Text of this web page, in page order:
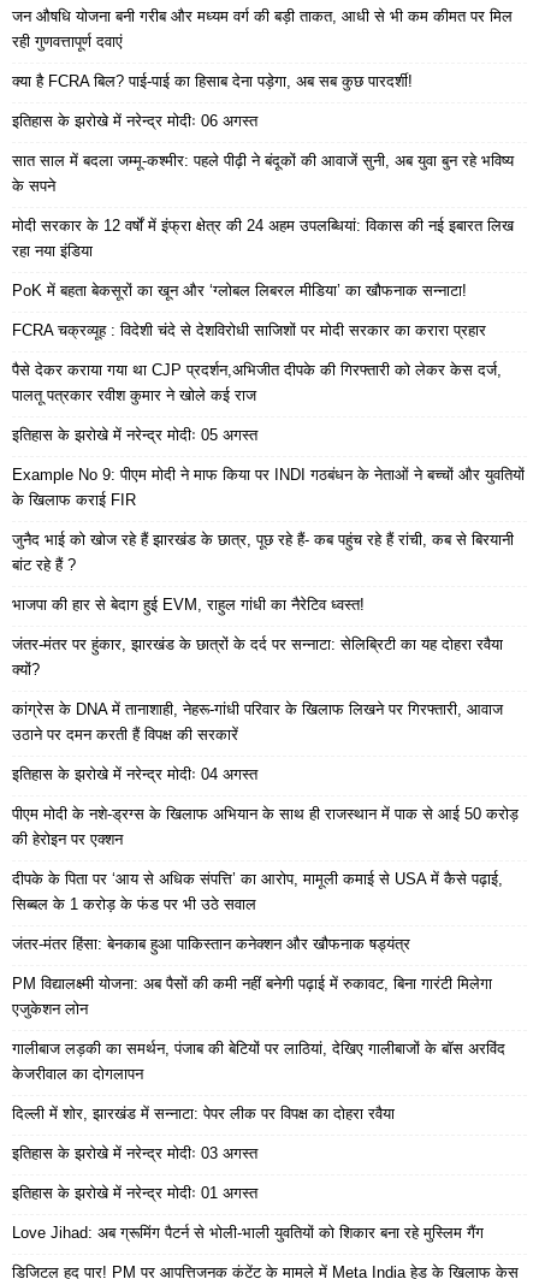
जन औषधि योजना बनी गरीब और मध्यम वर्ग की बड़ी ताकत, आधी से भी कम कीमत पर मिल
रही गुणवत्तापूर्ण दवाएं
क्या है FCRA बिल? पाई-पाई का हिसाब देना पड़ेगा, अब सब कुछ पारदर्शी!
इतिहास के झरोखे में नरेन्द्र मोदीः 06 अगस्त
सात साल में बदला जम्मू-कश्मीर: पहले पीढ़ी ने बंदूकों की आवाजें सुनी, अब युवा बुन रहे भविष्य
के सपने
मोदी सरकार के 12 वर्षों में इंफ्रा क्षेत्र की 24 अहम उपलब्धियां: विकास की नई इबारत लिख
रहा नया इंडिया
PoK में बहता बेकसूरों का खून और ‘ग्लोबल लिबरल मीडिया’ का खौफनाक सन्नाटा!
FCRA चक्रव्यूह : विदेशी चंदे से देशविरोधी साजिशों पर मोदी सरकार का करारा प्रहार
पैसे देकर कराया गया था CJP प्रदर्शन,अभिजीत दीपके की गिरफ्तारी को लेकर केस दर्ज,
पालतू पत्रकार रवीश कुमार ने खोले कई राज
इतिहास के झरोखे में नरेन्द्र मोदीः 05 अगस्त
Example No 9: पीएम मोदी ने माफ किया पर INDI गठबंधन के नेताओं ने बच्चों और युवतियों
के खिलाफ कराई FIR
जुनैद भाई को खोज रहे हैं झारखंड के छात्र, पूछ रहे हैं- कब पहुंच रहे हैं रांची, कब से बिरयानी
बांट रहे हैं ?
भाजपा की हार से बेदाग हुई EVM, राहुल गांधी का नैरेटिव ध्वस्त!
जंतर-मंतर पर हुंकार, झारखंड के छात्रों के दर्द पर सन्नाटा: सेलिब्रिटी का यह दोहरा रवैया
क्यों?
कांग्रेस के DNA में तानाशाही, नेहरू-गांधी परिवार के खिलाफ लिखने पर गिरफ्तारी, आवाज
उठाने पर दमन करती हैं विपक्ष की सरकारें
इतिहास के झरोखे में नरेन्द्र मोदीः 04 अगस्त
पीएम मोदी के नशे-ड्रग्स के खिलाफ अभियान के साथ ही राजस्थान में पाक से आई 50 करोड़
की हेरोइन पर एक्शन
दीपके के पिता पर ‘आय से अधिक संपत्ति’ का आरोप, मामूली कमाई से USA में कैसे पढ़ाई,
सिब्बल के 1 करोड़ के फंड पर भी उठे सवाल
जंतर-मंतर हिंसा: बेनकाब हुआ पाकिस्तान कनेक्शन और खौफनाक षड्यंत्र
PM विद्यालक्ष्मी योजना: अब पैसों की कमी नहीं बनेगी पढ़ाई में रुकावट, बिना गारंटी मिलेगा
एजुकेशन लोन
गालीबाज लड़की का समर्थन, पंजाब की बेटियों पर लाठियां, देखिए गालीबाजों के बॉस अरविंद
केजरीवाल का दोगलापन
दिल्ली में शोर, झारखंड में सन्नाटा: पेपर लीक पर विपक्ष का दोहरा रवैया
इतिहास के झरोखे में नरेन्द्र मोदीः 03 अगस्त
इतिहास के झरोखे में नरेन्द्र मोदीः 01 अगस्त
Love Jihad: अब ग्रूमिंग पैटर्न से भोली-भाली युवतियों को शिकार बना रहे मुस्लिम गैंग
डिजिटल हद पार! PM पर आपत्तिजनक कंटेंट के मामले में Meta India हेड के खिलाफ केस